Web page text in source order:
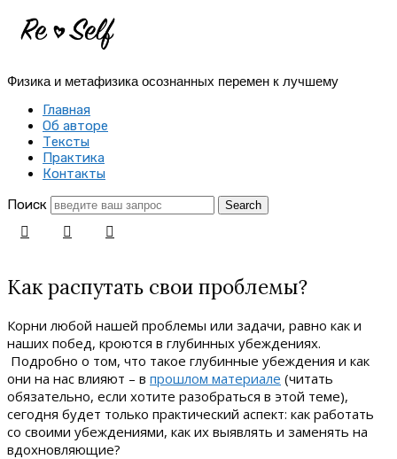
Re-
|
Создай
себя
заново
Физика и метафизика осознанных перемен к лучшему
Главная
Об авторе
Тексты
Практика
Контакты
Поиск
Как распутать свои проблемы?
Корни любой нашей проблемы или задачи, равно как и
наших побед, кроются в глубинных убеждениях.
Подробно о том, что такое глубинные убеждения и как
они на нас влияют – в прошлом материале (читать
обязательно, если хотите разобраться в этой теме),
сегодня будет только практический аспект: как работать
со своими убеждениями, как их выявлять и заменять на
вдохновляющие?